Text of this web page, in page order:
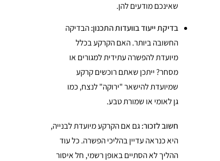
שאינכם מודעים להן.
בדיקת ייעוד בוועדות התכנון:הבדיקה
החשובה ביותר. האם הקרקע בכלל
מיועדת להפשרה עתידית למגורים או
מסחר? ייתכן שאתם רוכשים קרקע
שמיועדת להישאר "ירוקה" לנצח, כמו
גן לאומי או שמורת טבע.
חשוב לזכור:גם אם הקרקע מיועדת לבנייה,
היא כנראה עדיין בהליכי הפשרה. כל עוד
ההליך לא הסתיים באופן רשמי, חל איסור